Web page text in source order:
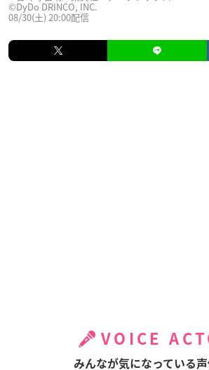
©DyDo DRINCO, INC.
08/30(土) 20:00配信
VOICE
みんなが気になっている